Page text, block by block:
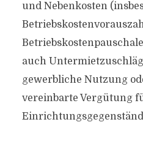
und Nebenkosten
auch
gewerbliche Nutzung
vereinbarte Vergütung